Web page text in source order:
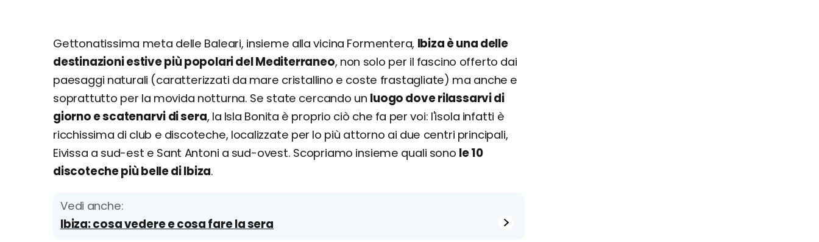
Gettonatissima meta delle Baleari, insieme alla vicina Formentera, Ibiza è una delle
destinazioni estive più popolari del Mediterraneo, non solo per il fascino offerto dai
paesaggi naturali (caratterizzati da mare cristallino e coste frastagliate) ma anche e
soprattutto per la movida notturna. Se state cercando un luogo dove rilassarvi di
giorno e scatenarvi di sera, la Isla Bonita è proprio ciò che fa per voi: l'isola infatti è
ricchissima di club e discoteche, localizzate per lo più attorno ai due centri principali,
Eivissa a sud-est e Sant Antoni a sud-ovest. Scopriamo insieme quali sono le 10
discoteche più belle di Ibiza.
Vedi anche:
Ibiza: cosa vedere e cosa fare la sera